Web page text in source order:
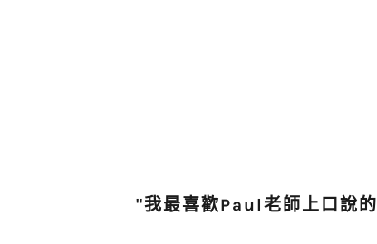
"我最喜歡Paul老師上口說